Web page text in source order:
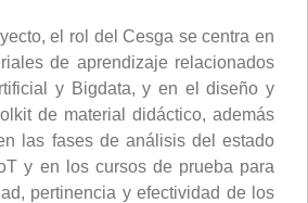
el rol del Cesga se centra en
de aprendizaje relacionados
y Bigdata, y en el diseño y
de material didáctico, además
las fases de análisis del estado
y en los cursos de prueba para
pertinencia y efectividad de los